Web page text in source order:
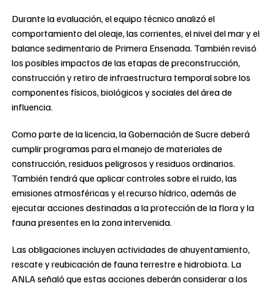
Durante la evaluación, el equipo técnico analizó el
comportamiento del oleaje, las corrientes, el nivel del mar y el
balance sedimentario de Primera Ensenada. También revisó
los posibles impactos de las etapas de preconstrucción,
construcción y retiro de infraestructura temporal sobre los
componentes físicos, biológicos y sociales del área de
influencia.
Como parte de la licencia, la Gobernación de Sucre deberá
cumplir programas para el manejo de materiales de
construcción, residuos peligrosos y residuos ordinarios.
También tendrá que aplicar controles sobre el ruido, las
emisiones atmosféricas y el recurso hídrico, además de
ejecutar acciones destinadas a la protección de la flora y la
fauna presentes en la zona intervenida.
Las obligaciones incluyen actividades de ahuyentamiento,
rescate y reubicación de fauna terrestre e hidrobiota. La
ANLA señaló que estas acciones deberán considerar a los